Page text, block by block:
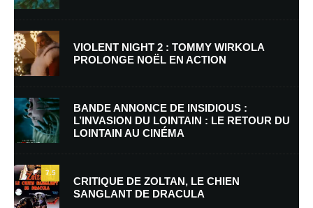
Nom*
E-mail
Enregistrer mon nom, mon e-mail et mon site dans le navigateur pour
mon prochain commentaire.
Prévenez-moi de tous les nouveaux commentaires par e-mail.
VIOLENT NIGHT 2 : TOMMY WIRKOLA
PROLONGE NOËL EN ACTION
BANDE ANNONCE DE INSIDIOUS :
L’INVASION DU LOINTAIN : LE RETOUR DU
LOINTAIN AU CINÉMA
7.5
CRITIQUE DE ZOLTAN, LE CHIEN
SANGLANT DE DRACULA